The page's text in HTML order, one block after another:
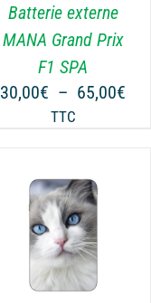
Batterie externe
MANA Grand Prix
F1 SPA
30,00€ – 65,00€
TTC
LES
OPTIONS
PEUVENT
ÊTRE
CHOISIES
SUR
DU
PRODUIT
CHOIX DES OPTIONS
CE
PRODUIT
A
/ DÉTAILS